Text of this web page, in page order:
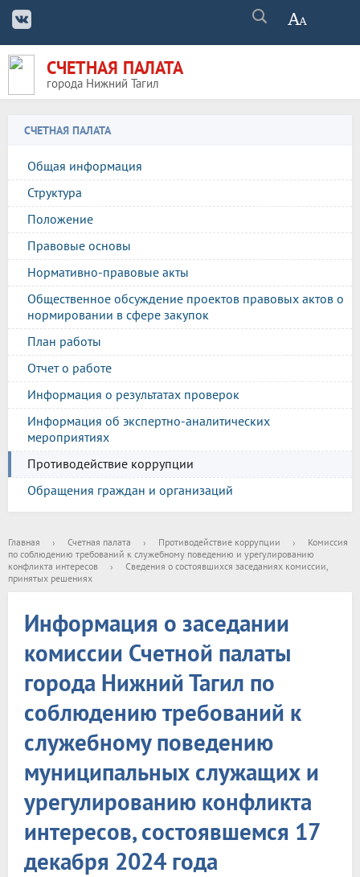
СЧЕТНАЯ ПАЛАТА
города Нижний Тагил
СЧЕТНАЯ ПАЛАТА
Общая информация
Структура
Положение
Правовые основы
Нормативно-правовые акты
Общественное обсуждение проектов правовых актов о
нормировании в сфере закупок
План работы
Отчет о работе
Информация о результатах проверок
Информация об экспертно-аналитических
мероприятиях
Противодействие коррупции
Обращения граждан и организаций
Главная › Счетная палата › Противодействие коррупции ›
Комиссия
по соблюдению требований к служебному поведению и урегулированию
конфликта интересов
›
Сведения о состоявшихся заседаниях комиссии,
принятых решениях
Информация о заседании
комиссии Счетной палаты
города Нижний Тагил по
соблюдению требований к
служебному поведению
муниципальных служащих и
урегулированию конфликта
интересов, состоявшемся 17
декабря 2024 года